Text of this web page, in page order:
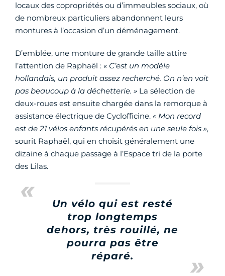
locaux des copropriétés ou d’immeubles sociaux, où
de nombreux particuliers abandonnent leurs
montures à l’occasion d’un déménagement.
D’emblée, une monture de grande taille attire
l’attention de Raphaël : « C’est un modèle
hollandais, un produit assez recherché. On n’en voit
pas beaucoup à la déchetterie. » La sélection de
deux-roues est ensuite chargée dans la remorque à
assistance électrique de Cyclofficine. « Mon record
est de 21 vélos enfants récupérés en une seule fois »,
sourit Raphaël, qui en choisit généralement une
dizaine à chaque passage à l’Espace tri de la porte
des Lilas.
Un vélo qui est resté
trop longtemps
dehors, très rouillé, ne
pourra pas être
réparé.